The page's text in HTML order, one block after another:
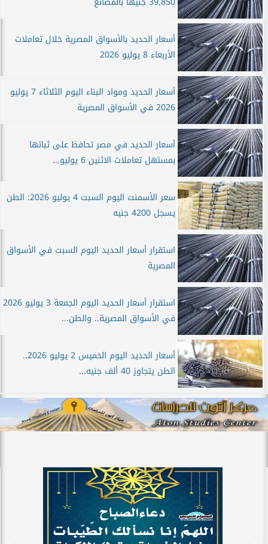
أسعار الحديد بالأسواق المصرية خلال تعاملات
الأربعاء 8 يوليو 2026
أسعار الحديد ومواد البناء اليوم الثلاثاء 7 يوليو
2026 في الأسواق المصرية
أسعار الحديد في مصر تحافظ على ثباتها
بمستهل تعاملات الاثنين 6 يوليو...
سعر الأسمنت اليوم السبت 4 يوليو 2026: الطن
يسجل 4200 جنيه
استقرار أسعار الحديد اليوم السبت في الأسواق
المصرية
استقرار أسعار الحديد اليوم الجمعة 3 يوليو 2026
في الأسواق المصرية.. والطن...
أسعار الحديد اليوم الخميس 2 يوليو 2026..
الطن يتجاوز 40 ألف جنيه...